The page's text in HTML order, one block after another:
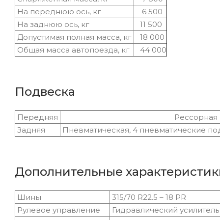
На переднюю ось, кг
6 500
На заднюю ось, кг
11 500
Допустимая полная масса, кг
18 000
Общая масса автопоезда, кг
44 000
Подвеска
Передняя
Рессорная
Задняя
Пневматическая, 4 пневматические
Дополнительные
Шины
315/70 R22.5 – 18 PR
Рулевое управление
Гидравлический усилитель